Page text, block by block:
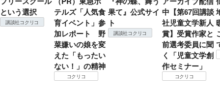
という選択
講談社コクリコ
テルズ「人気食
育イベント」参
加レポート 野
菜嫌いの娘を変
えた「もったい
ない！」の精神
コクリコ
果て』公式サイ
ト
講談社コクリコ
中【第67回講談
社児童文学新人
賞】受賞作家と
前選考委員に聞
く「児童文学創
作セミナー」
コクリコ